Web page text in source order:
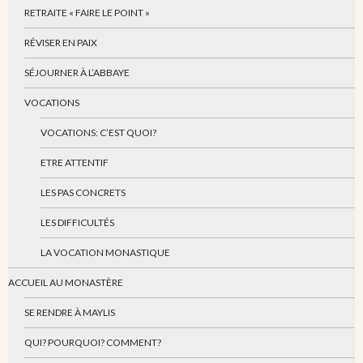
RETRAITE « FAIRE LE POINT »
RÉVISER EN PAIX
SÉJOURNER À L’ABBAYE
VOCATIONS
VOCATIONS: C’EST QUOI?
ETRE ATTENTIF
LES PAS CONCRETS
LES DIFFICULTÉS
LA VOCATION MONASTIQUE
ACCUEIL AU MONASTÈRE
SE RENDRE À MAYLIS
QUI? POURQUOI? COMMENT?